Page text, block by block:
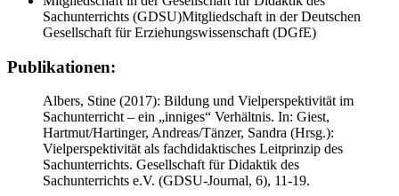
Sachunterrichts (GDSU)Mitgliedschaft in der Deutschen
Gesellschaft für Erziehungswissenschaft (DGfE)
Publikationen:
Albers, Stine (2017): Bildung und Vielperspektivität im
Sachunterricht – ein „inniges“ Verhältnis. In: Giest,
Hartmut/Hartinger, Andreas/Tänzer, Sandra (Hrsg.):
Vielperspektivität als fachdidaktisches Leitprinzip des
Sachunterrichts. Gesellschaft für Didaktik des
Sachunterrichts e.V. (GDSU-Journal, 6), 11-19.